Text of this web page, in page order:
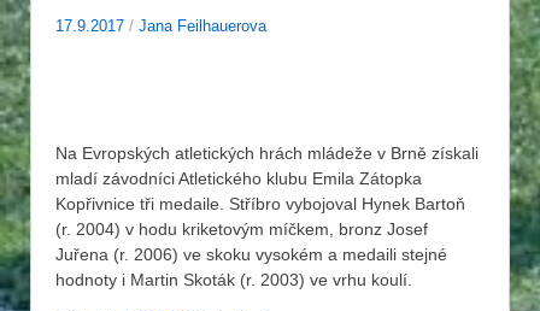
17.9.2017 / Jana Feilhauerova
Na Evropských atletických hrách mládeže v Brně získali
mladí závodníci Atletického klubu Emila Zátopka
Kopřivnice tři medaile. Stříbro vybojoval Hynek Bartoň
(r. 2004) v hodu kriketovým míčkem, bronz Josef
Juřena (r. 2006) ve skoku vysokém a medaili stejné
hodnoty i Martin Skoták (r. 2003) ve vrhu koulí.